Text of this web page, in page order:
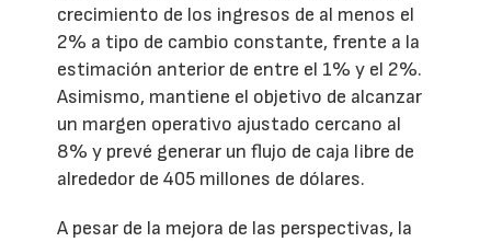
crecimiento de los ingresos de al menos el
2% a tipo de cambio constante, frente a la
estimación anterior de entre el 1% y el 2%.
Asimismo, mantiene el objetivo de alcanzar
un margen operativo ajustado cercano al
8% y prevé generar un flujo de caja libre de
alrededor de 405 millones de dólares.
A pesar de la mejora de las perspectivas, la